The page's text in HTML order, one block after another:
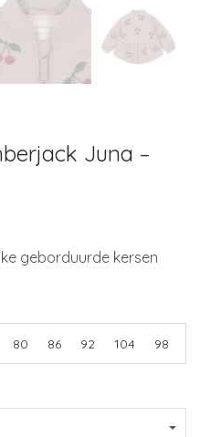
Juna –
geborduurde kersen
80 86 92 104 98